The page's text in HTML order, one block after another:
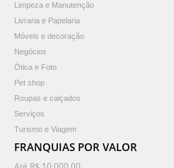
Limpeza e Manutenção
Livraria e Papelaria
Móveis e decoração
Negócios
Ótica e Foto
Pet shop
Roupas e calçados
Serviços
Turismo e Viagem
FRANQUIAS POR VALOR